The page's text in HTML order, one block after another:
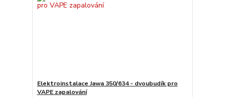
Elektroinstalace Jawa 350/634 - dvoubudík pro
VAPE zapalování